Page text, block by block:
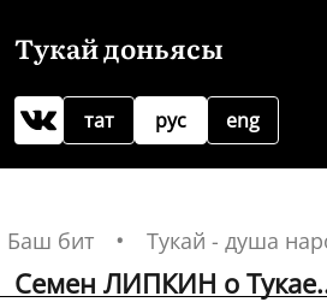
Тукай доньясы
рус
тат eng
Баш бит Тукай - душа
Семен ЛИПКИН о